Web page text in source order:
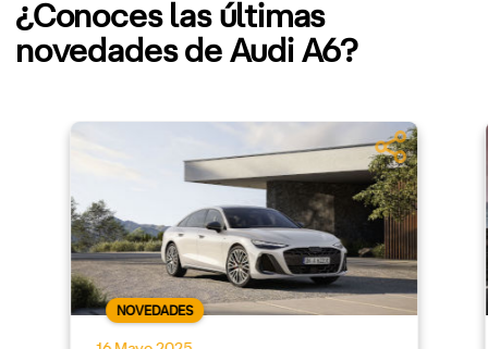
¿Conoces las últimas
novedades de Audi A6?
NOVEDADES